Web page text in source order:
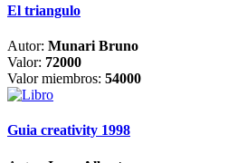
El triangulo
Autor: Munari Bruno
Valor: 72000
Valor miembros: 54000
Guia creativity 1998